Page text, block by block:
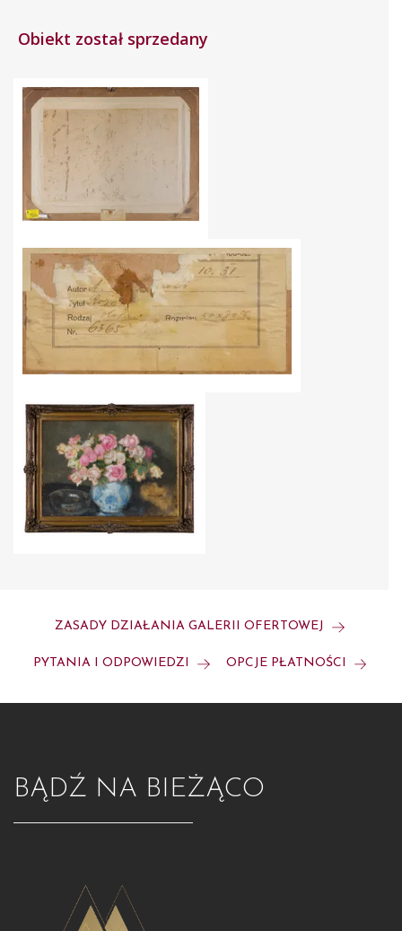
Obiekt został sprzedany
ZASADY DZIAŁANIA GALERII OFERTOWEJ
PYTANIA I ODPOWIEDZI OPCJE PŁATNOŚCI
BĄDŹ NA BIEŻĄCO